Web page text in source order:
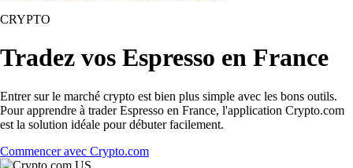
CRYPTO
Tradez vos Espresso en France
Entrer sur le marché crypto est bien plus simple avec les bons outils.
Pour apprendre à trader Espresso en France, l'application Crypto.com
est la solution idéale pour débuter facilement.
Commencer avec Crypto.com